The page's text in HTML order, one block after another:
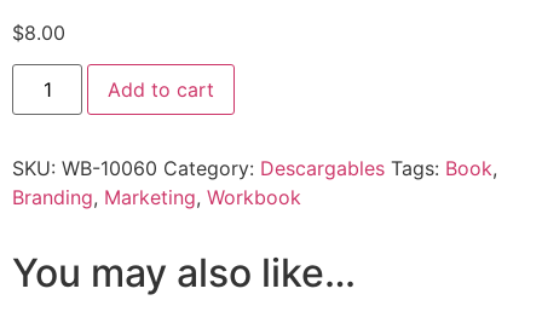
$8.00
Add to cart
SKU: WB-10060 Category: Descargables Tags: Book,
Branding, Marketing, Workbook
You may also like…